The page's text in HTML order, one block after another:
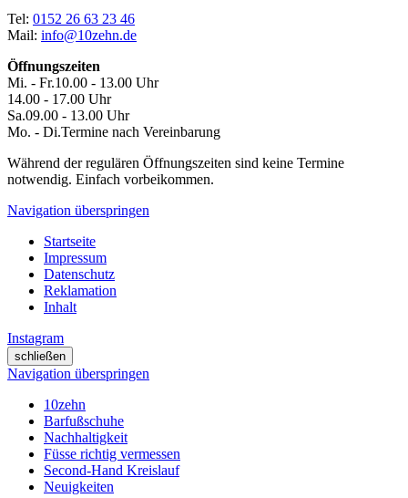
Tel: 0152 26 63 23 46
Mail: info@10zehn.de
Öffnungszeiten
Mi. - Fr.10.00 - 13.00 Uhr
14.00 - 17.00 Uhr
Sa.09.00 - 13.00 Uhr
Mo. - Di.Termine nach Vereinbarung
Während der regulären Öffnungszeiten sind keine Termine
notwendig. Einfach vorbeikommen.
Navigation überspringen
Startseite
Impressum
Datenschutz
Reklamation
Inhalt
Instagram
schließen
Navigation überspringen
10zehn
Barfußschuhe
Nachhaltigkeit
Füsse richtig vermessen
Second-Hand Kreislauf
Neuigkeiten